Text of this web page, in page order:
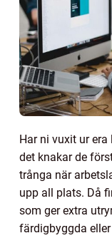
Har ni vuxit ur
det knakar de
trånga när
upp all plats. Då
som ger extra
färdigbyggda